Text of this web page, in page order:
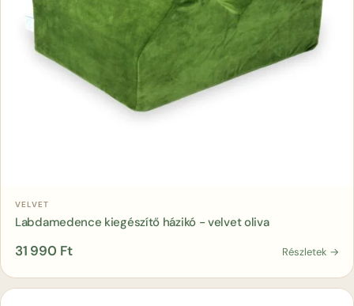
Kosárba
VELVET
Labdamedence kiegészítő házikó - velvet oliva
31 990 Ft Részletek →